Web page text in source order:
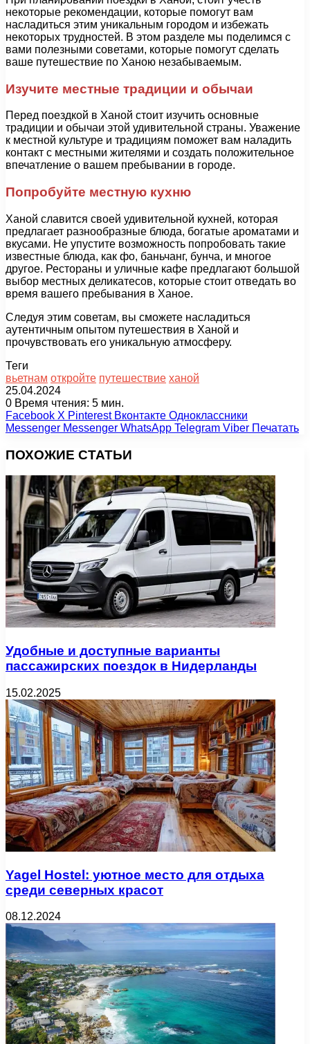
некоторые рекомендации, которые помогут вам
насладиться этим уникальным городом и избежать
некоторых трудностей. В этом разделе мы поделимся с
вами полезными советами, которые помогут сделать
ваше путешествие по Ханою незабываемым.
Изучите местные традиции и обычаи
Перед поездкой в Ханой стоит изучить основные
традиции и обычаи этой удивительной страны. Уважение
к местной культуре и традициям поможет вам наладить
контакт с местными жителями и создать положительное
впечатление о вашем пребывании в городе.
Попробуйте местную кухню
Ханой славится своей удивительной кухней, которая
предлагает разнообразные блюда, богатые ароматами и
вкусами. Не упустите возможность попробовать такие
известные блюда, как фо, баньчанг, бунча, и многое
другое. Рестораны и уличные кафе предлагают большой
выбор местных деликатесов, которые стоит отведать во
время вашего пребывания в Ханое.
Следуя этим советам, вы сможете насладиться
аутентичным опытом путешествия в Ханой и
прочувствовать его уникальную атмосферу.
Теги
вьетнам откройте путешествие ханой
25.04.2024
0 Время чтения: 5 мин.
Facebook X Pinterest Вконтакте Одноклассники
Messenger Messenger WhatsApp Telegram Viber Печатать
ПОХОЖИЕ СТАТЬИ
Удобные и доступные варианты
пассажирских поездок в Нидерланды
15.02.2025
Yagel Hostel: уютное место для отдыха
среди северных красот
08.12.2024